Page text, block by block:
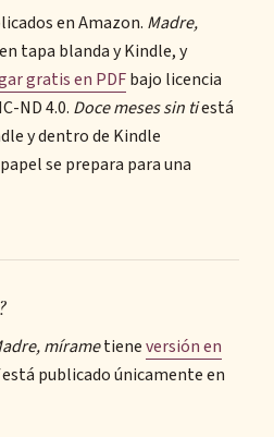
en Amazon. Madre,
tapa blanda y Kindle, y
gratis en PDFbajo licencia
ND 4.0. Doce meses sin tiestá
y dentro de Kindle
se prepara para una
mírametieneversión en
está publicado únicamente en